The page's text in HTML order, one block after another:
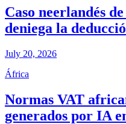
Caso neerlandés
deniega la
July 20, 2026
África
Normas VAT
generados por IA